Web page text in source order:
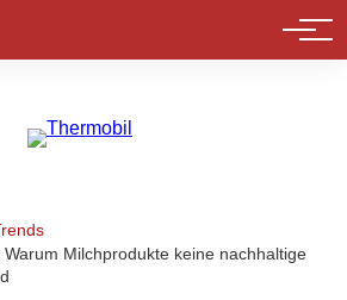
Milchprodukte keine nachhaltige